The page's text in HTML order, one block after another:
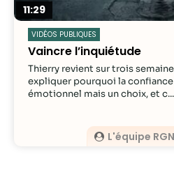
11:29
VIDÉOS PUBLIQUES
Vaincre l’inquiétude
L'équipe
Thierry revient sur trois
expliquer pourquoi la
émotionnel mais un choix, et c...